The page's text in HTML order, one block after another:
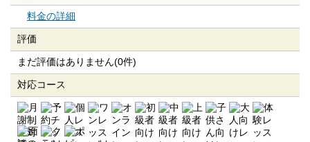
料金の詳細
評価
まだ評価はありません(0件)
対応コース